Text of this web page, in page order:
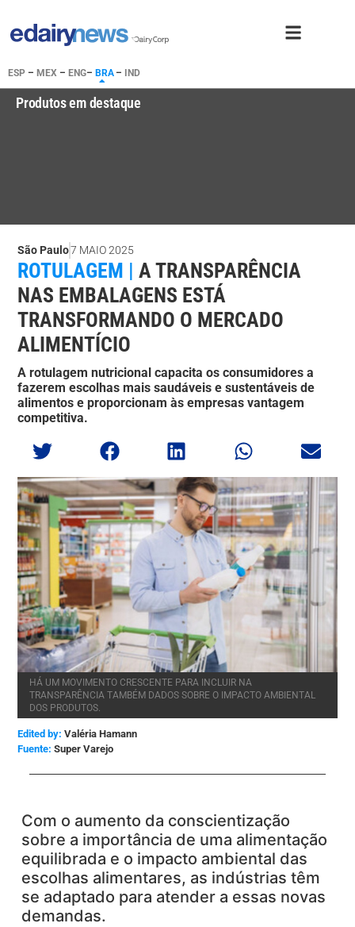
ESP – MEX – ENG– BRA– IND
Produtos em destaque
São Paulo7 MAIO 2025
ROTULAGEM | A TRANSPARÊNCIA
NAS EMBALAGENS ESTÁ
TRANSFORMANDO O MERCADO
ALIMENTÍCIO
A rotulagem nutricional capacita os consumidores a
fazerem escolhas mais saudáveis e sustentáveis de
alimentos e proporcionam às empresas vantagem
competitiva.
HÁ UM MOVIMENTO CRESCENTE PARA INCLUIR NA
TRANSPARÊNCIA TAMBÉM DADOS SOBRE O IMPACTO AMBIENTAL
DOS PRODUTOS.
Edited by: Valéria Hamann
Super Varejo
Com o aumento da conscientização
sobre a importância de uma alimentação
equilibrada e o impacto ambiental das
escolhas alimentares, as indústrias têm
se adaptado para atender a essas novas
demandas.